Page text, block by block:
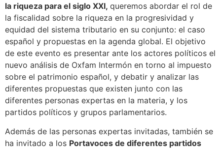
la riqueza para el siglo XXI, queremos abordar el rol de
la fiscalidad sobre la riqueza en la progresividad y
equidad del sistema tributario en su conjunto: el caso
español y propuestas en la agenda global. El objetivo
de este evento es presentar ante los actores políticos el
nuevo análisis de Oxfam Intermón en torno al impuesto
sobre el patrimonio español, y debatir y analizar las
diferentes propuestas que existen junto con las
diferentes personas expertas en la materia, y los
partidos políticos y grupos parlamentarios.
Además de las personas expertas invitadas, también se
ha invitado a los Portavoces de diferentes partidos